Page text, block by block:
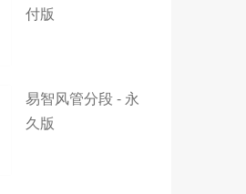
付版
易智风管分段 - 永
久版